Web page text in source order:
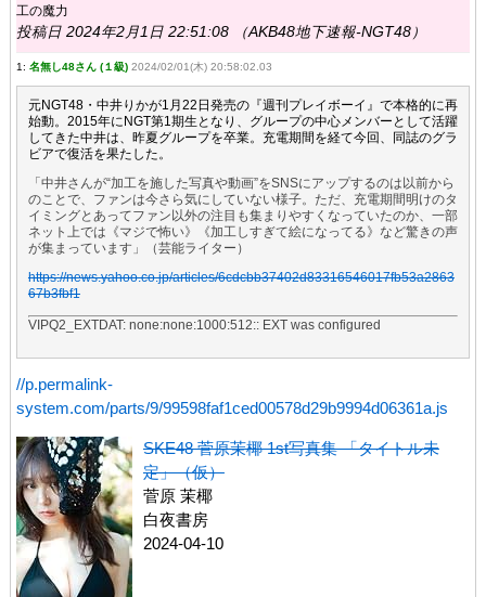
工の魔力
投稿日 2024年2月1日 22:51:08 （AKB48地下速報-NGT48）
1: 名無し48さん (１級) 2024/02/01(木) 20:58:02.03
元NGT48・中井りかが1月22日発売の『週刊プレイボーイ』で本格的に再
始動。2015年にNGT第1期生となり、グループの中心メンバーとして活躍
してきた中井は、昨夏グループを卒業。充電期間を経て今回、同誌のグラ
ビアで復活を果たした。
「中井さんが“加工を施した写真や動画”をSNSにアップするのは以前から
のことで、ファンは今さら気にしていない様子。ただ、充電期間明けのタ
イミングとあってファン以外の注目も集まりやすくなっていたのか、一部
ネット上では《マジで怖い》《加工しすぎて絵になってる》など驚きの声
が集まっています」（芸能ライター）
https://news.yahoo.co.jp/articles/6cdcbb37402d83316546017fb53a2863
67b3fbf1
VIPQ2_EXTDAT: none:none:1000:512:: EXT was configured
//p.permalink-
system.com/parts/9/99598faf1ced00578d29b9994d06361a.js
SKE48 菅原茉椰 1st写真集 「タイトル未
定」（仮）
菅原 茉椰
白夜書房
2024-04-10